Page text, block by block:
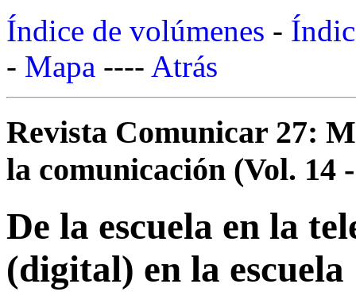
Índice de volúmenes -
- Mapa ---- Atrás
Revista Comunicar 27:
la comunicación (Vol. 14
De la escuela en la
(digital) en la escuela